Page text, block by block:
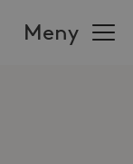
Meny